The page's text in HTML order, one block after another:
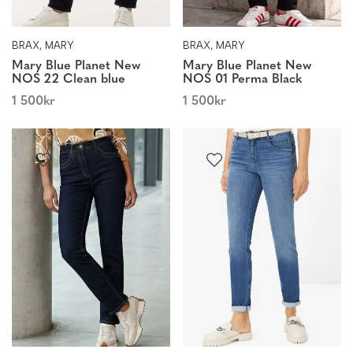
BRAX, MARY
Mary Blue Planet New
NOS 22 Clean blue
1 500kr
BRAX, MARY
Mary Blue Planet New
NOS 01 Perma Black
1 500kr